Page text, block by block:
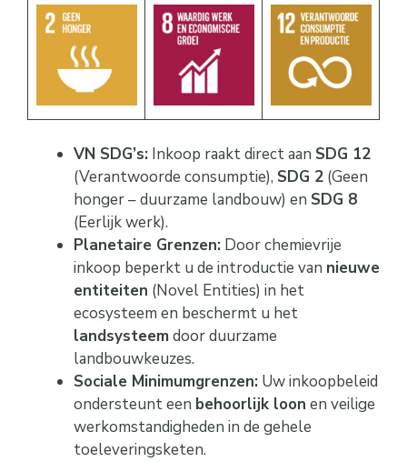
VN SDG’s: Inkoop raakt direct aan SDG 12
(Verantwoorde consumptie), SDG 2 (Geen
honger – duurzame landbouw) en SDG 8
(Eerlijk werk).
Planetaire Grenzen: Door chemievrije
inkoop beperkt u de introductie van nieuwe
entiteiten (Novel Entities) in het
ecosysteem en beschermt u het
landsysteemdoor duurzame
landbouwkeuzes.
Sociale Minimumgrenzen: Uw inkoopbeleid
ondersteunt een behoorlijk loon en veilige
werkomstandigheden in de gehele
toeleveringsketen.